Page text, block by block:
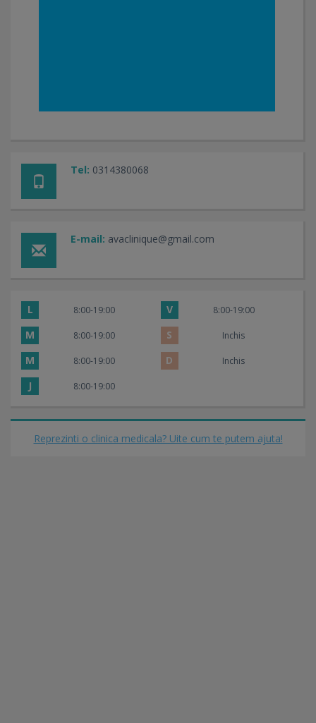
Tel: 0314380068
E-mail: avaclinique@gmail.com
L 8:00-19:00 V 8:00-19:00
M 8:00-19:00 S Inchis
M 8:00-19:00 D Inchis
J 8:00-19:00
Reprezinti o clinica medicala? Uite cum te putem ajuta!